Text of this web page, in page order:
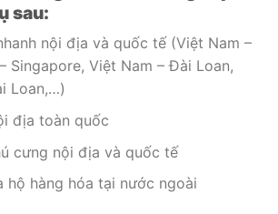
sau:
nội địa và quốc tế (Việt Nam –
Singapore, Việt Nam – Đài Loan,
Loan,…)
địa toàn quốc
cưng nội địa và quốc tế
hộ hàng hóa tại nước ngoài